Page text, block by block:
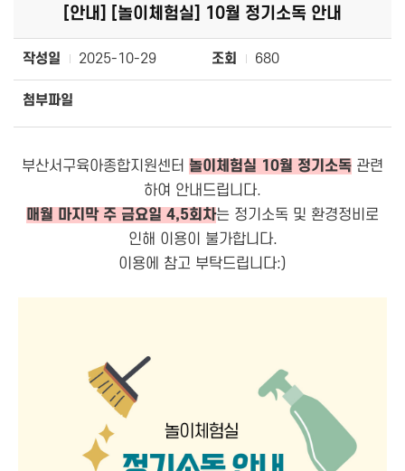
[안내] [놀이체험실] 10월 정기소독 안내
작성일 2025-10-29 조회 680
첨부파일
부산서구육아종합지원센터 놀이체험실 10월 정기소독 관련
하여 안내드립니다.
매월 마지막 주 금요일 4,5회차는 정기소독 및 환경정비로
인해 이용이 불가합니다.
이용에 참고 부탁드립니다:)